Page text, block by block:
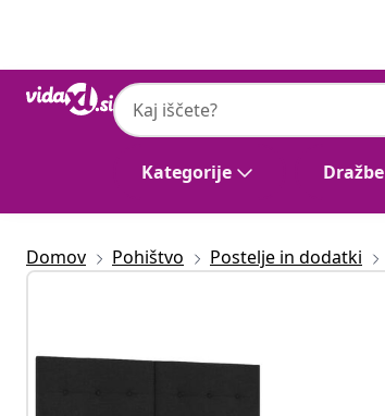
Kategorije Dražbe
vidaXL
Domov Pohištvo Postelje in dodatki